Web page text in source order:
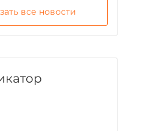
все новости